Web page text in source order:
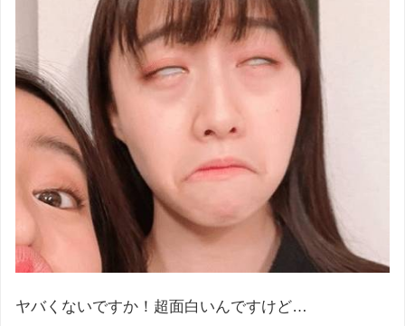
ヤバくないですか！超面白いんですけど…